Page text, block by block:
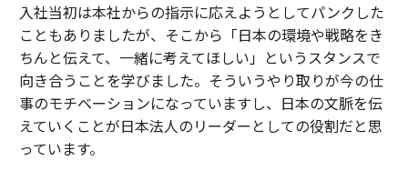
入社当初は本社からの指示に応えようとしてパンクした
こともありましたが、そこから「日本の環境や戦略をき
ちんと伝えて、一緒に考えてほしい」というスタンスで
向き合うことを学びました。そういうやり取りが今の仕
事のモチベーションになっていますし、日本の文脈を伝
えていくことが日本法人のリーダーとしての役割だと思
っています。